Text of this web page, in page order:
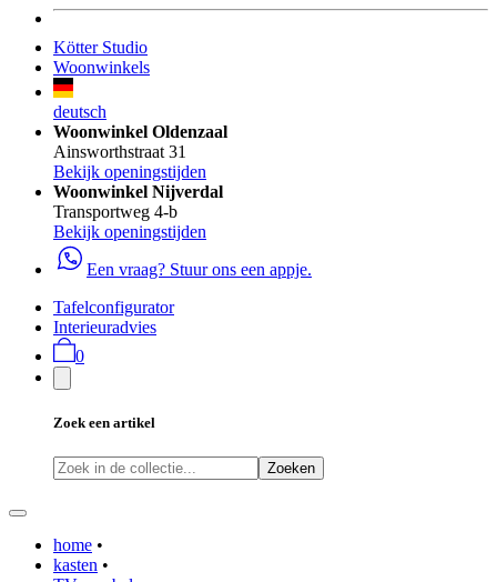
Kötter Studio
Woonwinkels
deutsch
Woonwinkel Oldenzaal
Ainsworthstraat 31
Bekijk openingstijden
Woonwinkel Nijverdal
Transportweg 4-b
Bekijk openingstijden
Een vraag? Stuur ons een appje.
Tafelconfigurator
Interieuradvies
0
Zoek een artikel
Zoeken
home •
kasten •